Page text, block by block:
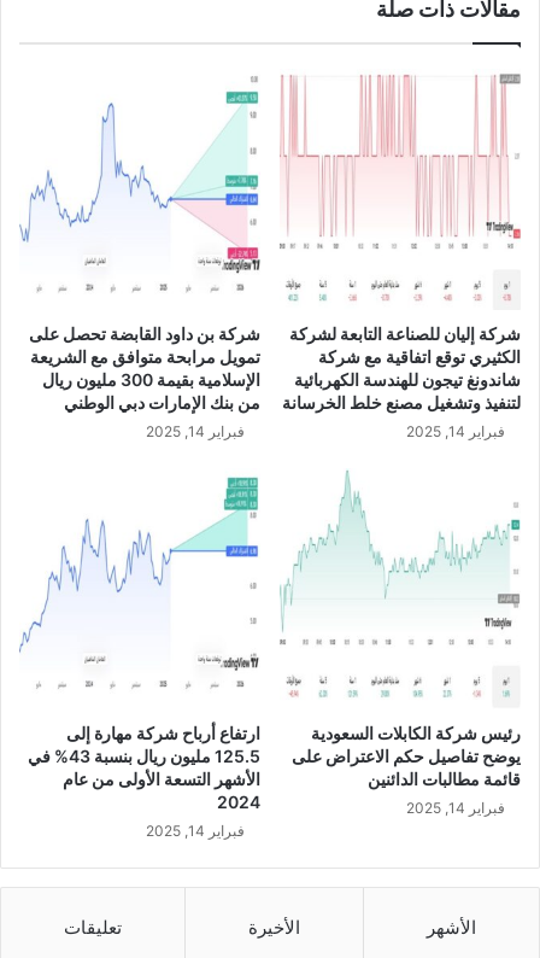
ت
ع
ي
ف
ب
ا
ح
ه
س
ب
ة
6
9
%
ي
ل
ن
ل
مقالات ذات صلة
شركة إليان للصناعة التابعة لشركة
الكثيري توقع اتفاقية مع شركة
شاندونغ تيجون للهندسة الكهربائية
لتنفيذ وتشغيل مصنع خلط الخرسانة
فبراير 14, 2025
شركة بن داود القابضة تحصل على
تمويل مرابحة متوافق مع الشريعة
الإسلامية بقيمة 300 مليون ريال
من بنك الإمارات دبي الوطني
فبراير 14, 2025
رئيس شركة الكابلات السعودية
يوضح تفاصيل حكم الاعتراض على
قائمة مطالبات الدائنين
فبراير 14, 2025
ارتفاع أرباح شركة مهارة إلى
125.5 مليون ريال بنسبة 43% في
الأشهر التسعة الأولى من عام
2024
فبراير 14, 2025
الأشهر الأخيرة تعليقات